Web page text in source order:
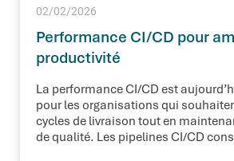
02/02/2026
Performance CI/CD pour
productivité
La performance CI/CD est
pour les organisations qui
cycles de livraison tout en
de qualité. Les pipelines CI/CD